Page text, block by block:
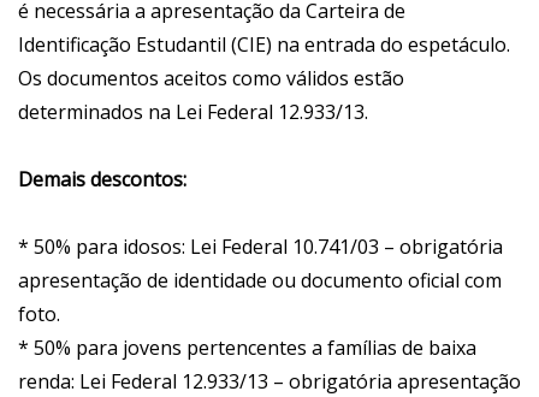
é necessária a apresentação da Carteira de
Identificação Estudantil (CIE) na entrada do espetáculo.
Os documentos aceitos como válidos estão
determinados na Lei Federal 12.933/13.
Demais descontos:
* 50% para idosos: Lei Federal 10.741/03 – obrigatória
apresentação de identidade ou documento oficial com
foto.
* 50% para jovens pertencentes a famílias de baixa
renda: Lei Federal 12.933/13 – obrigatória apresentação